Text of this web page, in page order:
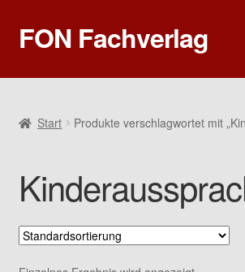
Zur
Navigation
Zum
Inhalt
FON Fachverlag
Home
Sprech- und Sprachtherapie
Ergotherapie
Poster
Start Produkte verschlagwortet mit